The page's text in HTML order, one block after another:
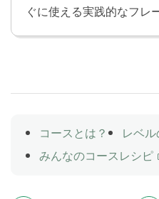
ぐに使える実践的なフレ
コースとは？
レベ
みんなのコースレシピ